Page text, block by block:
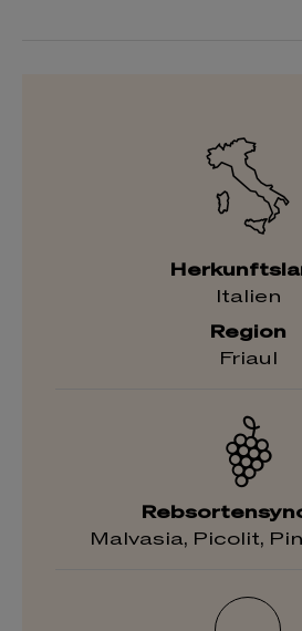
Italien
Region
Friaul
Malvasia, Picolit,